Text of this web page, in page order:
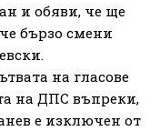
и обяви, че ще
бързо смени
на гласове
на ДПС въпреки,
е изключен от